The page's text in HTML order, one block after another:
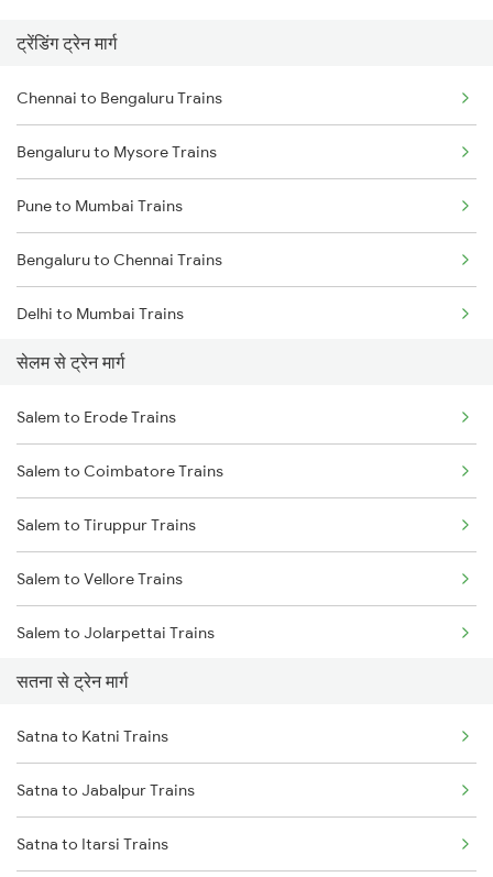
ट्रेंडिंग ट्रेन मार्ग
Chennai to Bengaluru Trains
Bengaluru to Mysore Trains
Pune to Mumbai Trains
Bengaluru to Chennai Trains
Delhi to Mumbai Trains
Mumbai to Pune Trains
Delhi to Jammu Trains
Mumbai to Delhi Trains
Mumbai to Goa Trains
Chennai to Coimbatore Trains
सेलम से ट्रेन मार्ग
Salem to Erode Trains
Salem to Coimbatore Trains
Salem to Tiruppur Trains
Salem to Vellore Trains
Salem to Jolarpettai Trains
Salem to Palakkad Trains
Salem to Chennai Trains
Salem to Ernakulam Trains
सतना से ट्रेन मार्ग
Satna to Katni Trains
Satna to Jabalpur Trains
Satna to Itarsi Trains